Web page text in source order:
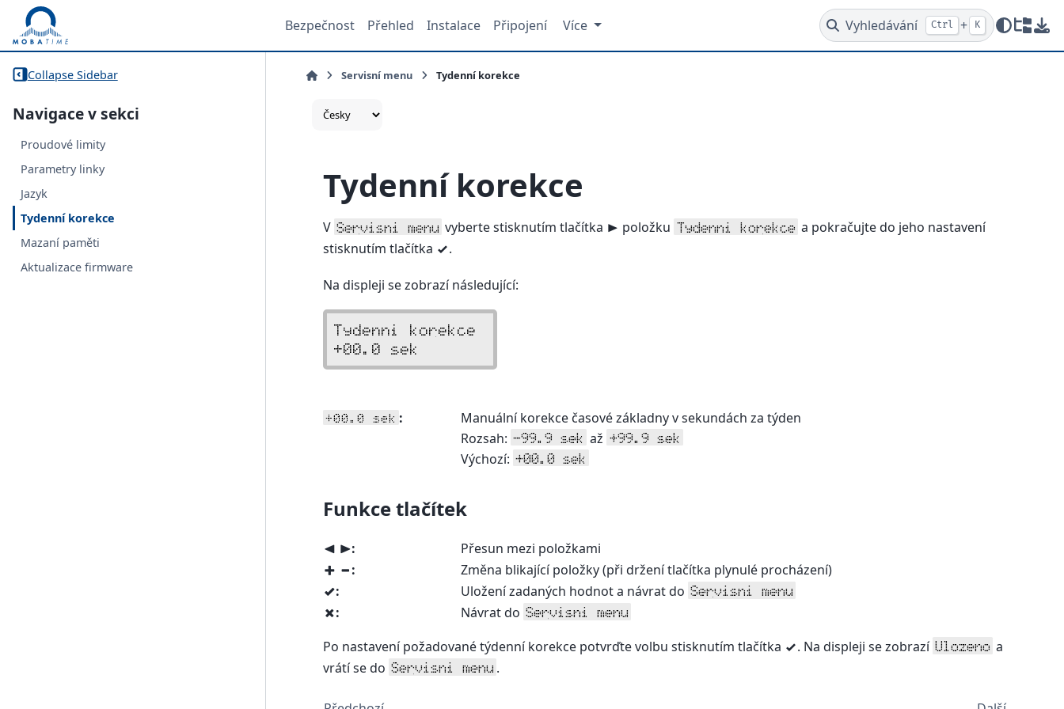
Bezpečnost Přehled Instalace Připojení Více Vyhledávání Ctrl + K
Collapse Sidebar
Navigace v sekci
Proudové limity
Parametry linky
Jazyk
Tydenní korekce
Mazaní paměti
Aktualizace firmware
Servisní menu Tydenní korekce
Tydenní korekce
V Servisni menu vyberte stisknutím tlačítka > položku Tydenni korekce a pokračujte do jeho nastavení
stisknutím tlačítka v.
Na displeji se zobrazí následující:
Tydenni korekce
+00.0 sek
+00.0 sek :
Manuální korekce časové základny v sekundách za týden
Rozsah: -99.9 sek až +99.9 sek
Výchozí: +00.0 sek
Funkce tlačítek
< >: Přesun mezi položkami
+ - : Změna blikající položky (při držení tlačítka plynulé procházení)
v: Uložení zadaných hodnot a návrat do Servisni menu
x: Návrat do Servisni menu
Po nastavení požadované týdenní korekce potvrďte volbu stisknutím tlačítka v. Na displeji se zobrazí Ulozeno a
vrátí se do Servisni menu .